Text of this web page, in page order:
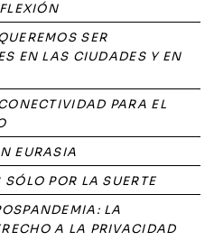
SER
EN LAS CIUDADES Y EN
PARA EL
EURASIA
POR LA SUERTE
LA
A LA PRIVACIDAD